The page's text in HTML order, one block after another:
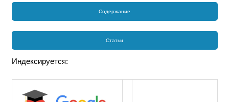
Содержание
Статьи
Индексируется: